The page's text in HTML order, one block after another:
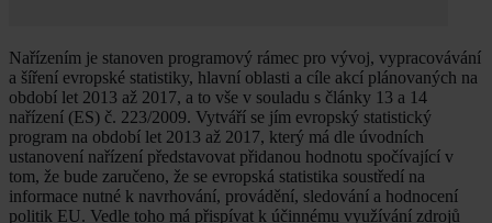
Nařízením je stanoven programový rámec pro vývoj, vypracovávání
a šíření evropské statistiky, hlavní oblasti a cíle akcí plánovaných na
období let 2013 až 2017, a to vše v souladu s články 13 a 14
nařízení (ES) č. 223/2009. Vytváří se jím evropský statistický
program na období let 2013 až 2017, který má dle úvodních
ustanovení nařízení představovat přidanou hodnotu spočívající v
tom, že bude zaručeno, že se evropská statistika soustředí na
informace nutné k navrhování, provádění, sledování a hodnocení
politik EU. Vedle toho má přispívat k účinnému využívání zdrojů